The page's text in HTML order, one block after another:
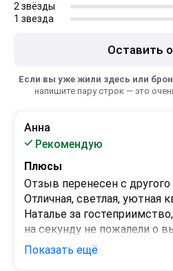
2 звёзды
1 звезда
Оставить
Если вы уже жили здесь или
напишите пару строк — это
Анна
Рекомендую
Плюсы
Отзыв перенесен с другого
Отличная, светлая, уютная
Наталье за
на секунду не пожалели о
время отдыха, спасибо!
Показать ещё